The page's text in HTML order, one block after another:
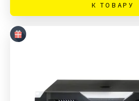
К ТОВАРУ